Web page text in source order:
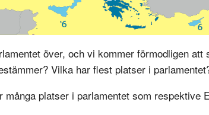
över, och vi kommer förmodligen
Vilka har flest platser i
platser i parlamentet som respektive